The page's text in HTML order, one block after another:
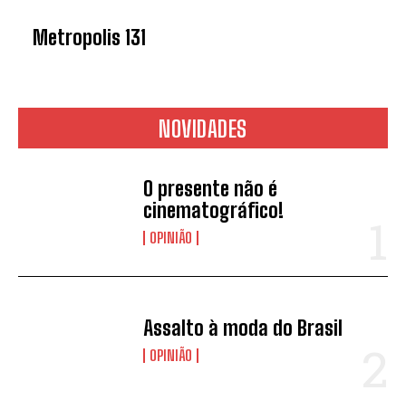
Metropolis 131
NOVIDADES
O presente não é
cinematográfico!
OPINIÃO
Assalto à moda do Brasil
OPINIÃO